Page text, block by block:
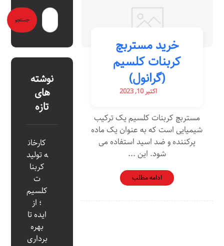
خرید مستربچ
کربنات کلسیم
(گرانول)
اکتبر 10, 2023
مستربچ کربنات کلسیم یک ترکیب
شیمیایی است که به عنوان یک ماده
پرکننده و ضد اسید استفاده می
شود. این ...
ادامه مطلب
نوشته
های
تازه
کارخان
ه تولید
کربنا
ت
کلسیم
؛ از
ایده تا
بهره‌
برداری